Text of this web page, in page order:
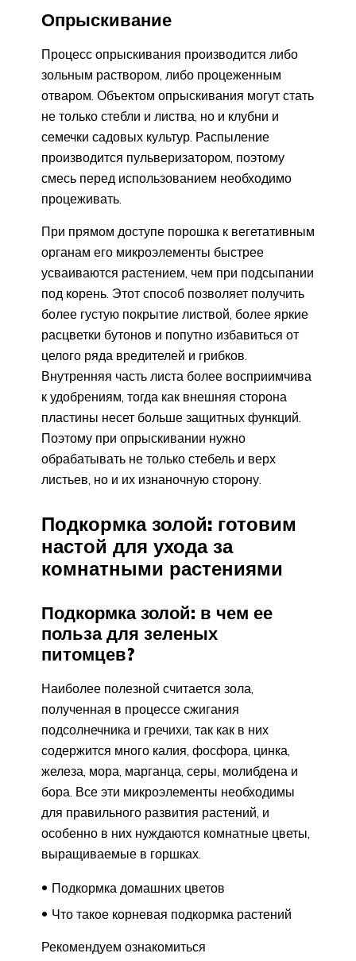
Опрыскивание
Процесс опрыскивания производится либо
зольным раствором, либо процеженным
отваром. Объектом опрыскивания могут стать
не только стебли и листва, но и клубни и
семечки садовых культур. Распыление
производится пульверизатором, поэтому
смесь перед использованием необходимо
процеживать.
При прямом доступе порошка к вегетативным
органам его микроэлементы быстрее
усваиваются растением, чем при подсыпании
под корень. Этот способ позволяет получить
более густую покрытие листвой, более яркие
расцветки бутонов и попутно избавиться от
целого ряда вредителей и грибков.
Внутренняя часть листа более восприимчива
к удобрениям, тогда как внешняя сторона
пластины несет больше защитных функций.
Поэтому при опрыскивании нужно
обрабатывать не только стебель и верх
листьев, но и их изнаночную сторону.
Подкормка золой: готовим
настой для ухода за
комнатными растениями
Подкормка золой: в чем ее
польза для зеленых
питомцев?
Наиболее полезной считается зола,
полученная в процессе сжигания
подсолнечника и гречихи, так как в них
содержится много калия, фосфора, цинка,
железа, мора, марганца, серы, молибдена и
бора. Все эти микроэлементы необходимы
для правильного развития растений, и
особенно в них нуждаются комнатные цветы,
выращиваемые в горшках.
Подкормка домашних цветов
Что такое корневая подкормка растений
Рекомендуем ознакомиться